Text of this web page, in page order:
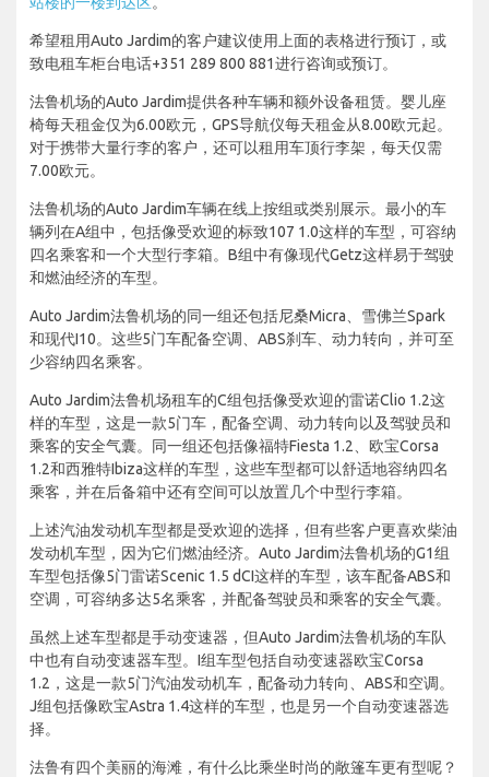
希望租用Auto Jardim的客户建议使用上面的表格进行预订，或
致电租车柜台电话+351 289 800 881进行咨询或预订。
法鲁机场的Auto Jardim提供各种车辆和额外设备租赁。婴儿座
椅每天租金仅为6.00欧元，GPS导航仪每天租金从8.00欧元起。
对于携带大量行李的客户，还可以租用车顶行李架，每天仅需
7.00欧元。
法鲁机场的Auto Jardim车辆在线上按组或类别展示。最小的车
辆列在A组中，包括像受欢迎的标致107 1.0这样的车型，可容纳
四名乘客和一个大型行李箱。B组中有像现代Getz这样易于驾驶
和燃油经济的车型。
Auto Jardim法鲁机场的同一组还包括尼桑Micra、雪佛兰Spark
和现代I10。这些5门车配备空调、ABS刹车、动力转向，并可至
少容纳四名乘客。
Auto Jardim法鲁机场租车的C组包括像受欢迎的雷诺Clio 1.2这
样的车型，这是一款5门车，配备空调、动力转向以及驾驶员和
乘客的安全气囊。同一组还包括像福特Fiesta 1.2、欧宝Corsa
1.2和西雅特Ibiza这样的车型，这些车型都可以舒适地容纳四名
乘客，并在后备箱中还有空间可以放置几个中型行李箱。
上述汽油发动机车型都是受欢迎的选择，但有些客户更喜欢柴油
发动机车型，因为它们燃油经济。Auto Jardim法鲁机场的G1组
车型包括像5门雷诺Scenic 1.5 dCI这样的车型，该车配备ABS和
空调，可容纳多达5名乘客，并配备驾驶员和乘客的安全气囊。
虽然上述车型都是手动变速器，但Auto Jardim法鲁机场的车队
中也有自动变速器车型。I组车型包括自动变速器欧宝Corsa
1.2，这是一款5门汽油发动机车，配备动力转向、ABS和空调。
J组包括像欧宝Astra 1.4这样的车型，也是另一个自动变速器选
择。
法鲁有四个美丽的海滩，有什么比乘坐时尚的敞篷车更有型呢？